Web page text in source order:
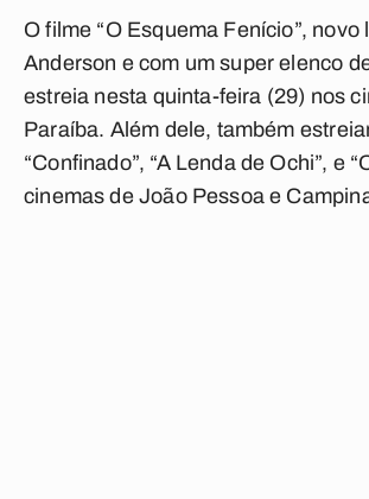
O filme “O Esquema Fenício”, novo
Anderson e com um super elenco
estreia nesta quinta-feira (29) nos
Paraíba. Além dele, também
“Confinado”, “A Lenda de Ochi”, e
cinemas de João Pessoa e